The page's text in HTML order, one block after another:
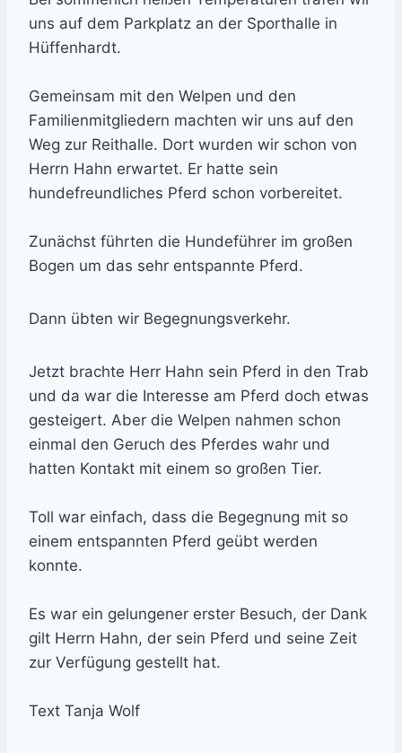
uns auf dem Parkplatz an der Sporthalle in
Hüffenhardt.
Gemeinsam mit den Welpen und den
Familienmitgliedern machten wir uns auf den
Weg zur Reithalle. Dort wurden wir schon von
Herrn Hahn erwartet. Er hatte sein
hundefreundliches Pferd schon vorbereitet.
Zunächst führten die Hundeführer im großen
Bogen um das sehr entspannte Pferd.
Dann übten wir Begegnungsverkehr.
Jetzt brachte Herr Hahn sein Pferd in den Trab
und da war die Interesse am Pferd doch etwas
gesteigert. Aber die Welpen nahmen schon
einmal den Geruch des Pferdes wahr und
hatten Kontakt mit einem so großen Tier.
Toll war einfach, dass die Begegnung mit so
einem entspannten Pferd geübt werden
konnte.
Es war ein gelungener erster Besuch, der Dank
gilt Herrn Hahn, der sein Pferd und seine Zeit
zur Verfügung gestellt hat.
Text Tanja Wolf